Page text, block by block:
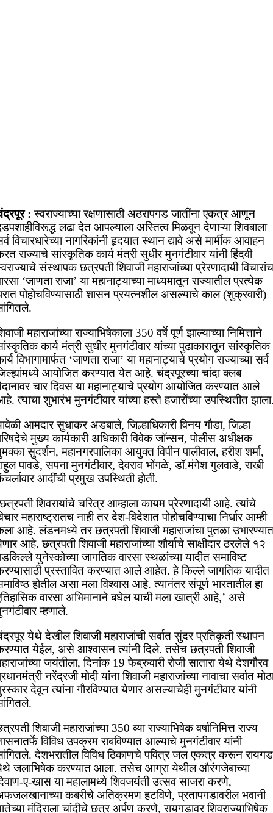
: स्वराज्याच्या रक्षणासाठी अठरापगड जातींना एकत्र आणून
लढा देत आपल्याला अस्तित्व मिळवून देणाऱ्या शिवबाला
विचारधारेच्या नागरिकांनी हृदयात स्थान द्यावे असे मार्मीक आवाहन
राज्याचे सांस्कृतिक कार्य मंत्री सुधीर मुनगंटीवार यांनी हिंदवी
संस्थापक छत्रपती शिवाजी महाराजांच्या प्रेरणादायी
‘जाणता राजा’ या महानाट्याच्या माध्यमातून राज्यातील प्रत्येक
पोहोचविण्यासाठी शासन प्रयत्नशील असल्याचे काल (शुक्रवारी)
महाराजांच्या राज्याभिषेकाला 350 वर्षे पूर्ण झाल्याच्या निमित्ताने
कार्य मंत्री सुधीर मुनगंटीवार यांच्या पुढाकारातून सांस्कृतिक
विभागामार्फत ‘जाणता राजा’ या महानाट्याचे प्रयोग राज्याच्या सर्व
आयोजित करण्यात येत आहे. चंद्रपूरच्या चांदा क्लब
चार दिवस या महानाट्याचे प्रयोग आयोजित करण्यात आले
त्याचा शुभारंभ मुनगंटीवार यांच्या हस्ते हजारोंच्या उपस्थितीत
आमदार सुधाकर अडबाले, जिल्हाधिकारी विनय गौडा, जिल्हा
मुख्य कार्यकारी अधिकारी विवेक जॉन्सन, पोलीस अधीक्षक
सुदर्शन, महानगरपालिका आयुक्त विपीन पालीवाल, हरीश शर्मा,
पावडे, सपना मुनगंटीवार, देवराव भोंगळे, डॉ.मंगेश गुलवाडे, राखी
आदींची प्रमुख उपस्थिती होती.
शिवरायांचे चरित्र आम्हाला कायम प्रेरणादायी आहे. त्यांचे
महाराष्ट्रातच नाही तर देश-विदेशात पोहोचविण्याचा निर्धार आम्ही
आहे. लंडनमध्ये तर छत्रपती शिवाजी महाराजांचा पुतळा उभारण्यात
आहे. छत्रपती शिवाजी महाराजांच्या शौर्याचे साक्षीदार ठरलेले १२
युनेस्कोच्या जागतिक वारसा स्थळांच्या यादीत समाविष्ट
प्रस्तावित करण्यात आले आहेत. हे किल्ले जागतिक यादीत
होतील असा मला विश्वास आहे. त्यानंतर संपूर्ण भारतातील हा
वारसा अभिमानाने बघेल याची मला खात्री आहे,’ असे
म्हणाले.
येथे देखील शिवाजी महाराजांची सर्वात सुंदर प्रतिकृती स्थापन
येईल, असे आश्वासन त्यांनी दिले. तसेच छत्रपती शिवाजी
जयंतीला, दिनांक 19 फेब्रुवारी रोजी सातारा येथे देशगौरव
नरेंद्रजी मोदी यांना शिवाजी महाराजांच्या नावाचा सर्वात
देवून त्यांना गौरविण्यात येणार असल्याचेही मुनगंटीवार यांनी
शिवाजी महाराजांच्या 350 व्या राज्याभिषेक वर्षानिमित्त राज्य
विविध उपक्रम राबविण्यात आल्याचे मुनगंटीवार यांनी
देशभरातील विविध ठिकाणचे पवित्र जल एकत्र करून रायगड
जलाभिषेक करण्यात आला. तसेच आग्रा येथील औरंगजेबाच्या
ए-खास या महालामध्ये शिवजयंती उत्सव साजरा करणे,
कबरीचे अतिक्रमण हटविणे, प्रतापगडावरील भवानी
मंदिराला चांदीचे छत्र अर्पण करणे, रायगडावर शिवराज्याभिषेक